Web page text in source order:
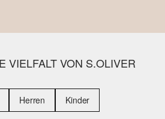
VIELFALT VON S.OLIVER
Herren Kinder